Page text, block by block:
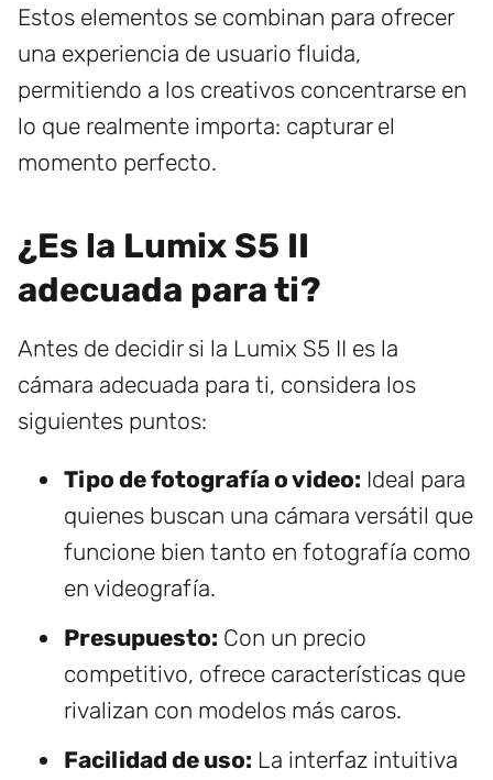
Estos elementos se combinan para ofrecer
una experiencia de usuario fluida,
permitiendo a los creativos concentrarse en
lo que realmente importa: capturar el
momento perfecto.
¿Es la Lumix S5 II
adecuada para ti?
Antes de decidir si la Lumix S5 II es la
cámara adecuada para ti, considera los
siguientes puntos:
Tipo de fotografía o video: Ideal para
quienes buscan una cámara versátil que
funcione bien tanto en fotografía como
en videografía.
Presupuesto: Con un precio
competitivo, ofrece características que
rivalizan con modelos más caros.
Facilidad de uso: La interfaz intuitiva